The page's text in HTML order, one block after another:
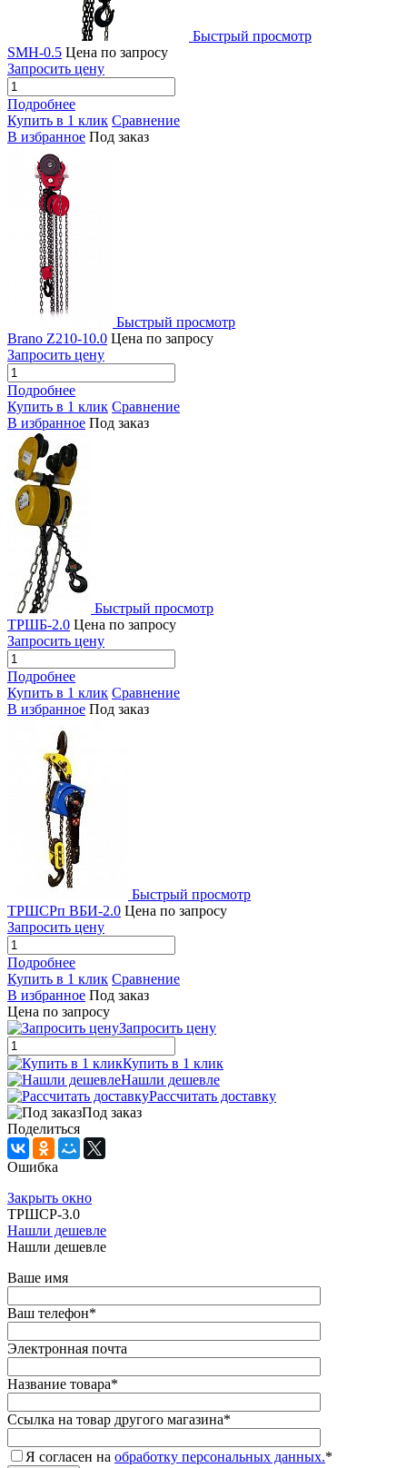
Быстрый просмотр
SMH-0.5 Цена по запросу
Запросить цену
Подробнее
Купить в 1 клик Сравнение
В избранное Под заказ
Быстрый просмотр
Brano Z210-10.0 Цена по запросу
Запросить цену
Подробнее
Купить в 1 клик Сравнение
В избранное Под заказ
Быстрый просмотр
ТРШБ-2.0 Цена по запросу
Запросить цену
Подробнее
Купить в 1 клик Сравнение
В избранное Под заказ
Быстрый просмотр
ТРШСРп ВБИ-2.0 Цена по запросу
Запросить цену
Подробнее
Купить в 1 клик Сравнение
В избранное Под заказ
Цена по запросу
Запросить цену
Купить в 1 клик
Нашли дешевле
Рассчитать доставку
Под заказ
Поделиться
Ошибка
Закрыть окно
ТРШСР-3.0
Нашли дешевле
Нашли дешевле
Ваше имя
Ваш телефон*
Электронная почта
Название товара*
Ссылка на товар другого магазина*
Я согласен на обработку персональных данных.*